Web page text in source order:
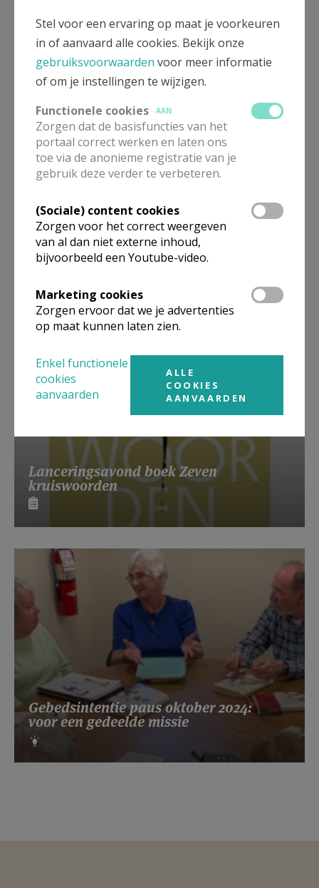
Lees meer
Beroepsvereniging Zorgpastores
Lanceringsavond boek Zeven
kruiswoorden
Gebedsintentie paus oktober 2024:
voor een gedeelde missie
Stel voor een ervaring op maat je voorkeuren
in of aanvaard alle cookies. Bekijk onze
gebruiksvoorwaarden voor meer informatie
of om je instellingen te wijzigen.
Functionele cookies
AAN
Zorgen dat de basisfuncties van het
portaal correct werken en laten ons
toe via de anonieme registratie van je
gebruik deze verder te verbeteren.
(Sociale) content cookies
Zorgen voor het correct weergeven
van al dan niet externe inhoud,
bijvoorbeeld een Youtube-video.
Marketing cookies
Zorgen ervoor dat we je advertenties
op maat kunnen laten zien.
Enkel functionele
cookies
aanvaarden
ALLE
COOKIES
AANVAARDEN